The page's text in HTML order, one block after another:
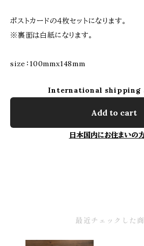
ポストカードの４枚セットになります。
※裏面は白紙になります。
size：100mmx148mm
International shipping
Add to cart
日本国内にお住まいの
最近チェックした